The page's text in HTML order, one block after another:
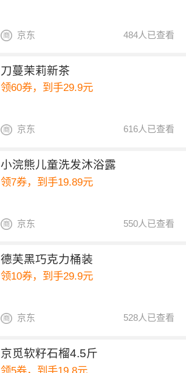
484人已查看
京东
刀蔓茉莉新茶
领60券，到手29.9元
616人已查看
京东
小浣熊儿童洗发沐浴露
领7券，到手19.89元
550人已查看
京东
德芙黑巧克力桶装
领10券，到手29.9元
528人已查看
京东
京觅软籽石榴4.5斤
领5券，到手19.8元